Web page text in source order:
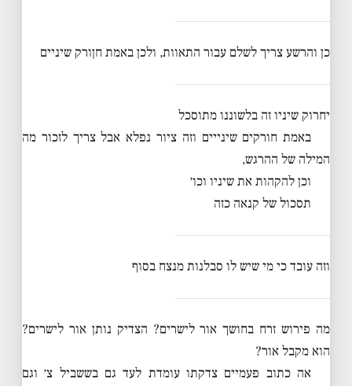
כן והרשע צריך לשלם עבור התאוות, ולכן באמת חןורק שיניים
יחרוק שיניו זה בלשוננו מתוסכל
באמת חורקים שינייים וזה ציור נפלא אבל צריך לזכור מה
המילה של ההרגש,
וכן להקהות את שיניו וכו׳
תסכול של קנאה כזה
וזה עובד כי מי שיש לו סבלנות מנצח בסוף
מה פירוש זרח בחושך אור לישרים? הצדיק נותן אור לישרים?
הוא מקבל אור?
אה כתוב פעמיים צדקתו עומדת לעד גם בששביל צ׳ וגם